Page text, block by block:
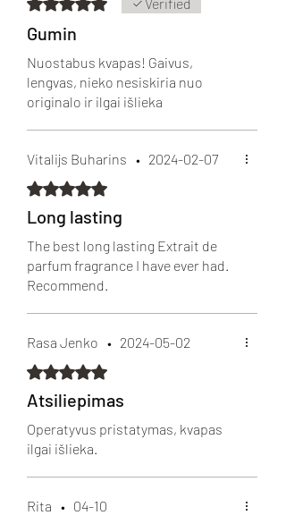
tačiau nepatartina jų purkšti ant šilko,
kailio, lengvų audinių, perlų ir kitų
Patariame kvepinti ne patį audinį, bet
vidinį drabužio pamušalą.
Gumin
Nuostabus kvapas! Gaivus,
lengvas, nieko nesiskiria nuo
originalo ir ilgai išlieka
Vitalijs Buharins • 2024-02-07
Įvertinta 5 iš 5 žvaigždučių.
Long lasting
The best long lasting Extrait de
parfum fragrance I have ever had.
Recommend.
Rasa Jenko • 2024-05-02
Įvertinta 5 iš 5 žvaigždučių.
Atsiliepimas
Operatyvus pristatymas, kvapas
ilgai išlieka.
Rita • 04-10